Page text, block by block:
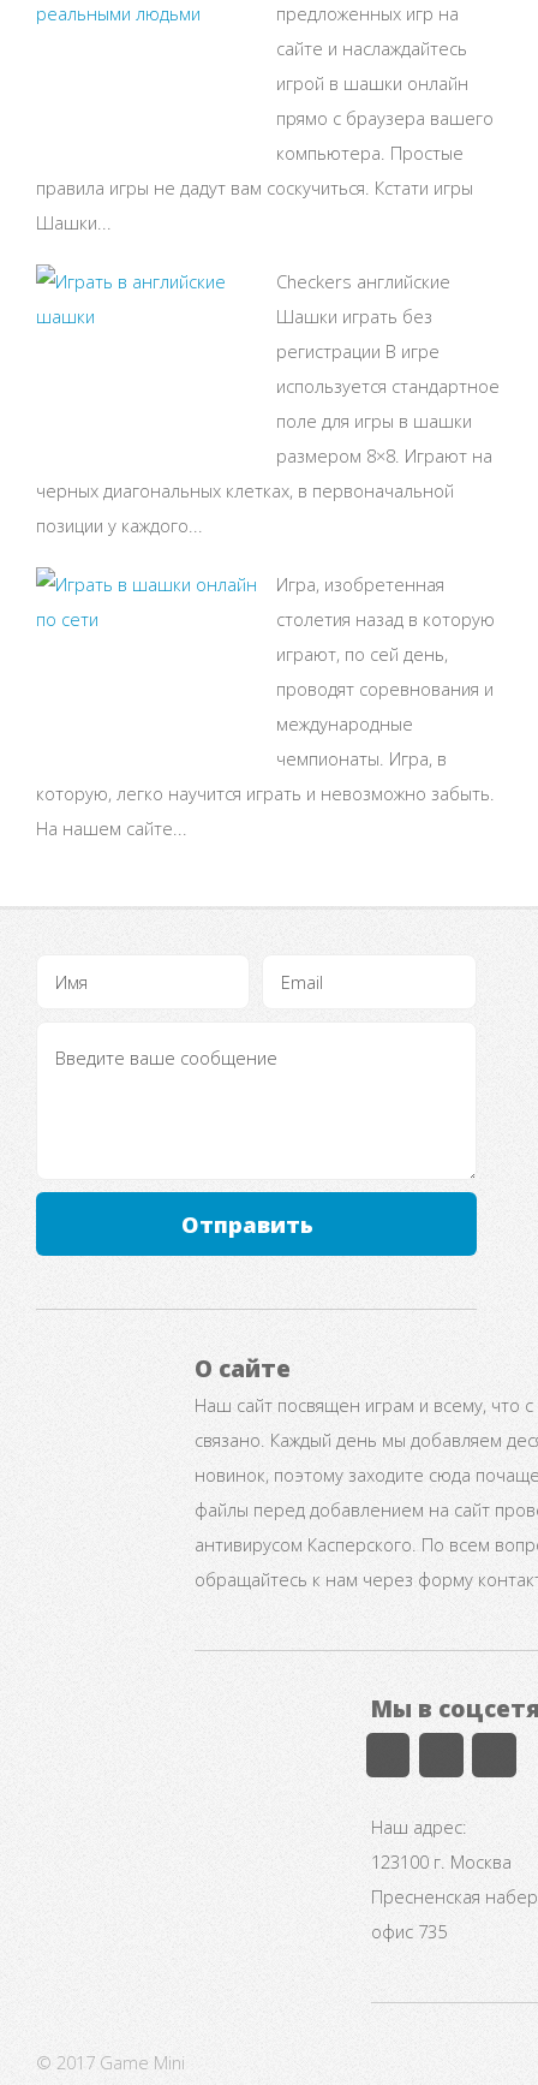
предложенных игр на
сайте и наслаждайтесь
игрой в шашки онлайн
прямо с браузера вашего
компьютера. Простые
правила игры не дадут вам соскучиться. Кстати игры
Шашки...
Checkers английские
Шашки играть без
регистрации В игре
используется стандартное
поле для игры в шашки
размером 8×8. Играют на
черных диагональных клетках, в первоначальной
позиции у каждого...
Игра, изобретенная
столетия назад в которую
играют, по сей день,
проводят соревнования и
международные
чемпионаты. Игра, в
которую, легко научится играть и невозможно забыть.
На нашем сайте...
Отправить
О сайте
Наш сайт посвящен играм и всему, что
связано. Каждый день мы добавляем
новинок, поэтому заходите сюда
файлы перед добавлением на сайт
антивирусом Касперского. По всем
обращайтесь к нам через форму
Мы в
Наш адрес:
123100 г. Москва
Пресненская
офис 735
© 2017 Game Mini